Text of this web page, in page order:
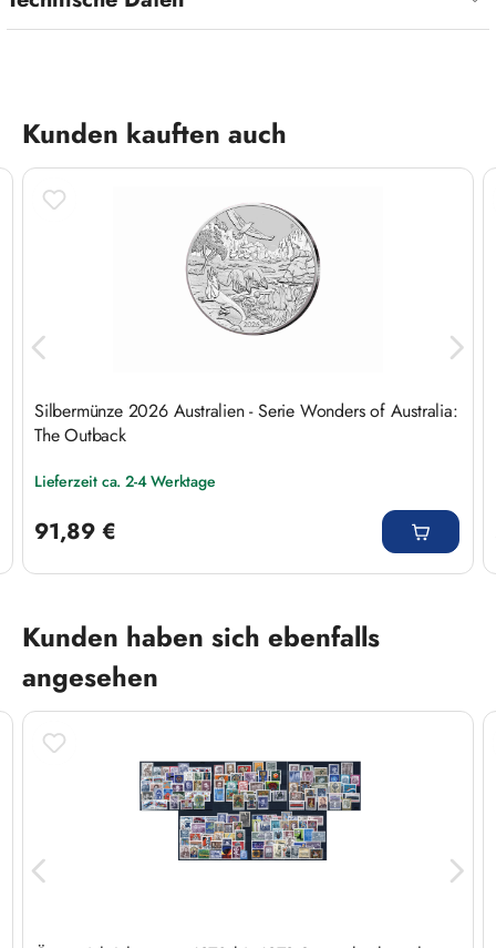
Produktgalerie überspringen
Kunden kauften auch
Silbermünze 2026 Australien - Serie Wonders of Australia:
The Outback
Lieferzeit ca. 2-4 Werktage
91,89 €
Produktgalerie überspringen
Kunden haben sich ebenfalls
angesehen